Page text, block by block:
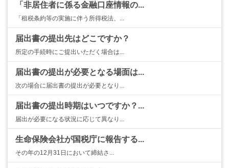
「非居住者に係る金融口座情報の...
「租税条約等の実施に伴う所得税法、...
届出書の提出先はどこですか？
所定の手続時にご提出いただく場合は...
届出書の提出が必要となる場面は...
次の場合に届出書の提出が必要となり...
届出書の提出時期はいつですか？...
届出が必要になる状況に応じて異なり...
生命保険会社が国税庁に報告する...
その年の12月31日において締結さ...